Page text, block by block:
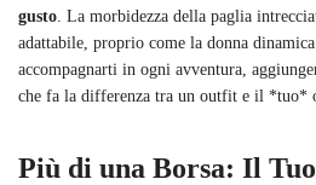
gusto . La morbidezza della paglia
adattabile, proprio come la donna
accompagnarti in ogni avventura,
che fa la differenza tra un outfit e il *tuo*
Più di una Borsa: Il